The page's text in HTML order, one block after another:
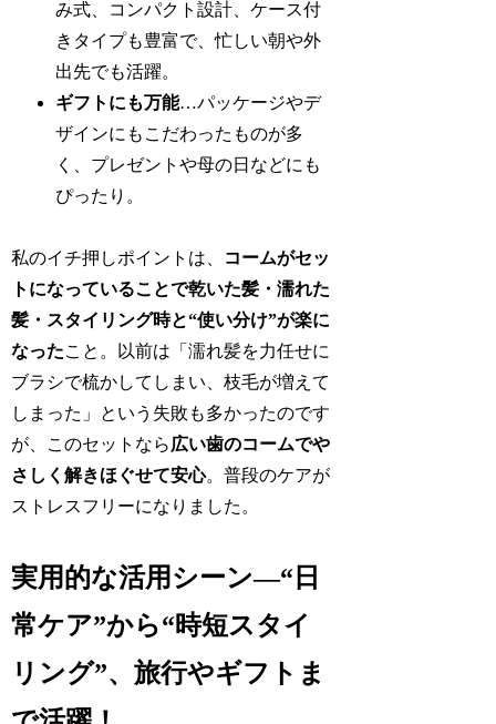
み式、コンパクト設計、ケース付
きタイプも豊富で、忙しい朝や外
出先でも活躍。
ギフトにも万能…パッケージやデ
ザインにもこだわったものが多
く、プレゼントや母の日などにも
ぴったり。
私のイチ押しポイントは、
コームがセッ
トになっていることで乾いた髪・濡れた
髪・スタイリング時と“使い分け”が楽に
なったこと。以前は「濡れ髪を力任せに
ブラシで梳かしてしまい、枝毛が増えて
しまった」という失敗も多かったのです
が、このセットなら広い歯のコームでや
さしく解きほぐせて安心。普段のケアが
ストレスフリーになりました。
実用的な活用シーン―“日
常ケア”から“時短スタイ
リング”、旅行やギフトま